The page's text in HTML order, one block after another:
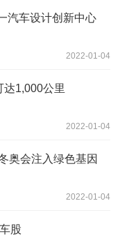
汽车设计创新中心
2022-01-04
达1,000公里
2022-01-04
奥会注入绿色基因
2022-01-04
股